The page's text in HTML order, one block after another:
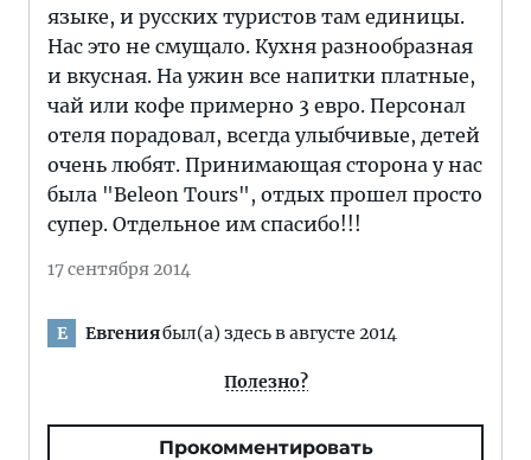
языке, и русских туристов там единицы.
Нас это не смущало. Кухня разнообразная
и вкусная. На ужин все напитки платные,
чай или кофе примерно 3 евро. Персонал
отеля порадовал, всегда улыбчивые, детей
очень любят. Принимающая сторона у нас
была "Beleon Tours", отдых прошел просто
супер. Отдельное им спасибо!!!
17 сентября 2014
Е Евгениябыл(а) здесь в августе 2014
Полезно?
Прокомментировать